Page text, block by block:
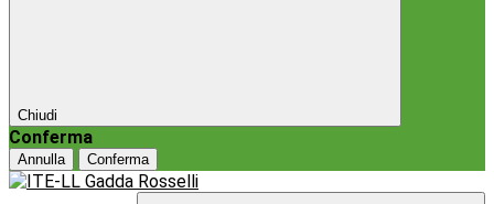
Chiudi
Conferma
Annulla Conferma